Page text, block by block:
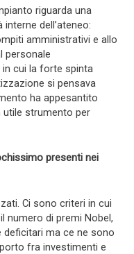
riguarda una
dell’ateneo:
amministrativi e allo
personale
in cui la forte spinta
si pensava
ha appesantito
strumento per
presenti nei
Ci sono criteri in cui
numero di premi Nobel,
ma ce ne sono
fra investimenti e